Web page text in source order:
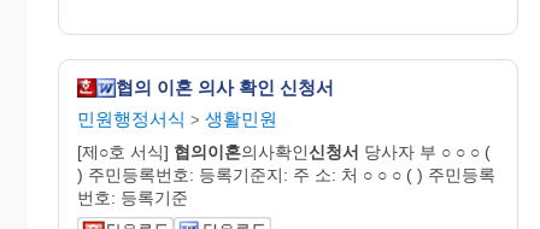
협의 이혼 의사 확인 신청서
민원행정서식 > 생활민원
[제○호 서식] 협의이혼의사확인신청서 당사자 부 ○ ○ ○ (
) 주민등록번호: 등록기준지: 주 소: 처 ○ ○ ○ ( ) 주민등록
번호: 등록기준